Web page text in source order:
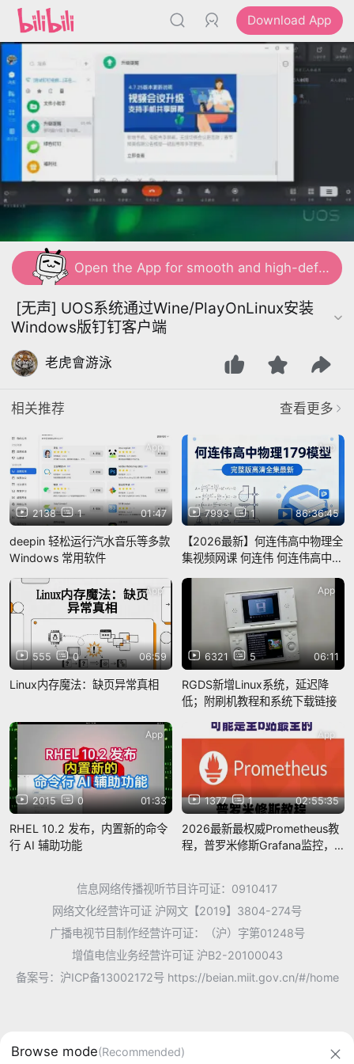
Download App
Open the App for smooth and high-definition viewing
[无声] UOS系统通过Wine/PlayOnLinux安装
Windows版钉钉客户端
老虎會游泳
相关推荐 查看更多
2138 1 01:47
App
deepin 轻松运行汽水音乐等多款
Windows 常用软件
7993 1 86:36:45
App
【2026最新】何连伟高中物理全
集视频网课 何连伟 何连伟高中物
型好用吗 何连伟物理179 P7：P7
- 【2026最
555 0 06:59
App
Linux内存魔法：缺页异常真相
6321 5 06:11
App
RGDS新增Linux系统，延迟降
低；附刷机教程和系统下载链接
2015 0 01:33
App
RHEL 10.2 发布，内置新的命令
行 AI 辅助功能
1377 1 02:55:35
App
2026最新最权威Prometheus教
程，普罗米修斯Grafana监控，
信息网络传播视听节目许可证：0910417
网络文化经营许可证 沪网文【2019】3804-274号
广播电视节目制作经营许可证：（沪）字第01248号
增值电信业务经营许可证 沪B2-20100043
备案号：沪ICP备13002172号 https://beian.miit.gov.cn/#/home